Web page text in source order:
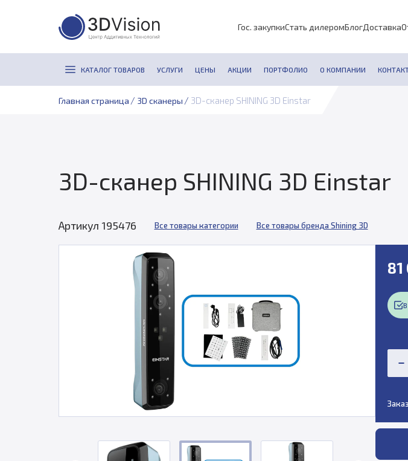
Гос. закупкиСтать дилеромБлогДоставка
КАТАЛОГ ТОВАРОВ УСЛУГИ ЦЕНЫ АКЦИИ ПОРТФОЛИО О КОМПАНИИ
Главная страница / 3D сканеры / 3D-сканер SHINING 3D Einstar
3D-сканер SHINING 3D Einstar
Артикул 195476 Все товары категории Все товары бренда Shining 3D
81